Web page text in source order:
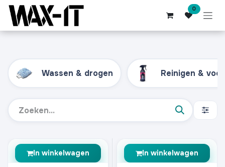
Overslaan naar inhoud 0
Wassen & drogen Reinigen &
In winkelwagen In winkelwagen